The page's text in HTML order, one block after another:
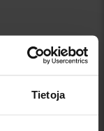
Tietoja
KIA Sportage